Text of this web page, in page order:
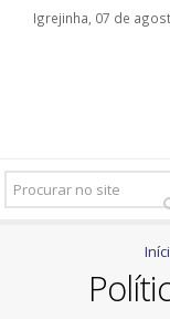
Igrejinha, 07 de
Pesquisar